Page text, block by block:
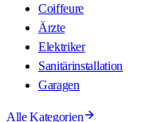
3302 Moosseedorf
3303 Jegenstorf
3308 Grafenried
3312 Fraubrunnen
3313 Büren zum Hof
3314 Schalunen
Coiffeure
Ärzte
Elektriker
Sanitärinstallation
Garagen
Alle Kategorien